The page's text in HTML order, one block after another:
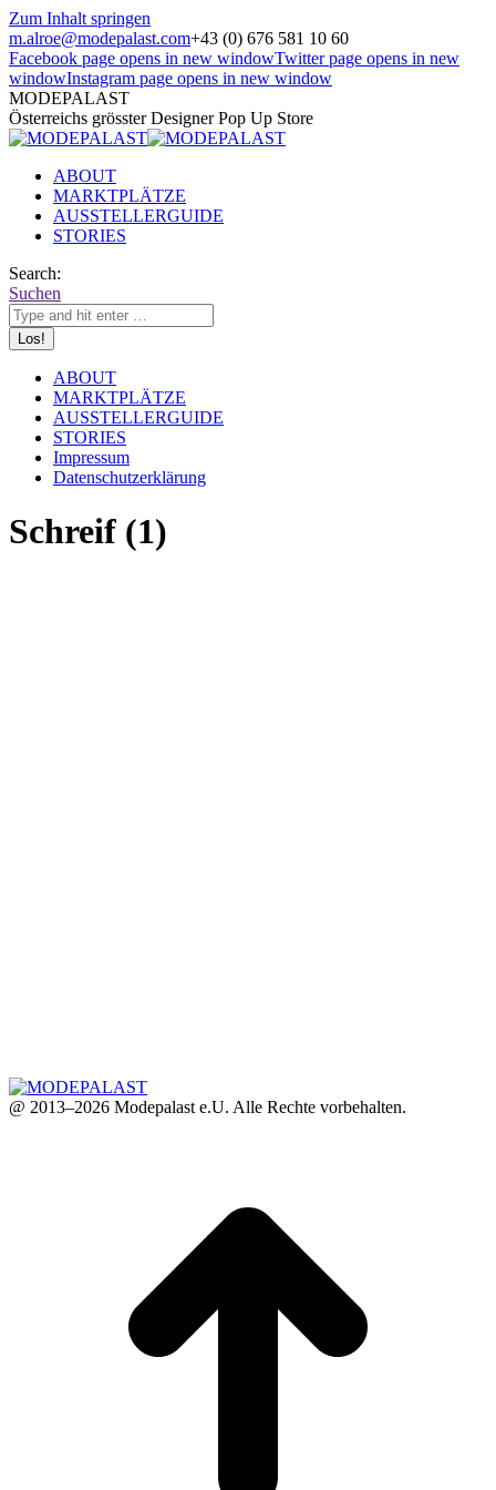
Zum Inhalt springen
m.alroe@modepalast.com+43 (0) 676 581 10 60
Facebook page opens in new windowTwitter page opens in new
windowInstagram page opens in new window
MODEPALAST
Österreichs grösster Designer Pop Up Store
ABOUT
MARKTPLÄTZE
AUSSTELLERGUIDE
STORIES
Search:
Suchen
ABOUT
MARKTPLÄTZE
AUSSTELLERGUIDE
STORIES
Impressum
Datenschutzerklärung
Schreif (1)
@ 2013–2026 Modepalast e.U. Alle Rechte vorbehalten.